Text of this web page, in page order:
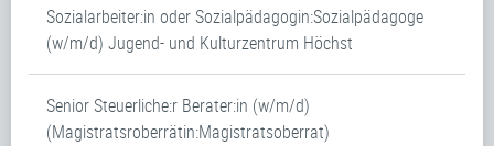
Sozialarbeiter:in oder Sozialpädagogin:Sozialpädagoge
(w/m/d) Jugend- und Kulturzentrum Höchst
Senior Steuerliche:r Berater:in (w/m/d)
(Magistratsroberrätin:Magistratsoberrat)